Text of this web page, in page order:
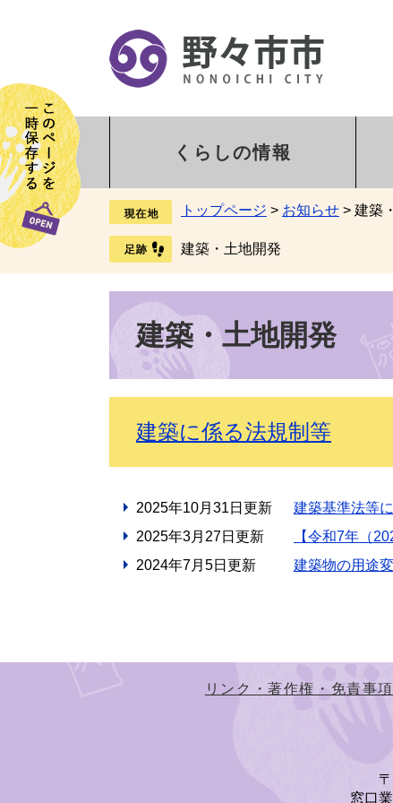
くらしの情報
トップページ > お知らせ > 建築
建築・土地開発
建築・土地開発
建築に係る法規制等
2025年10月31日更新
建築基準法等
2025年3月27日更新
【令和7年（
2024年7月5日更新
建築物の用途
リンク・著作権・免責事項
窓口